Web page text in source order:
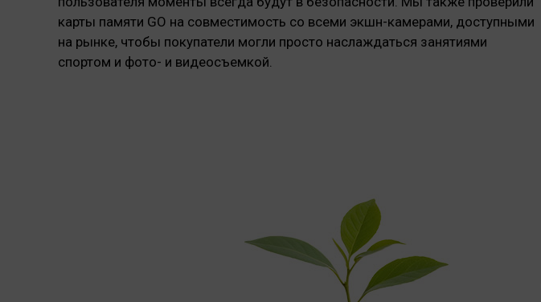
карты памяти GO на совместимость со всеми экшн-камерами, доступными
на рынке, чтобы покупатели могли просто наслаждаться занятиями
спортом и фото- и видеосъемкой.